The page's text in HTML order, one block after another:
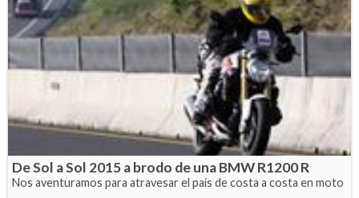
De Sol a Sol 2015 a brodo de una BMW R1200 R
Nos aventuramos para atravesar el país de costa a costa en moto